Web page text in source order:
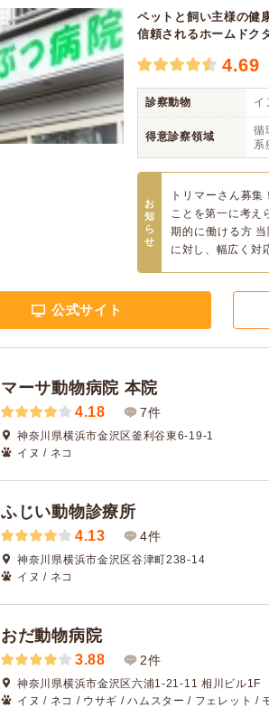
ペットと飼い主様の健
信頼されるホームドク
4.69
診察動物 イ
得意診察領域
循
系
お
知
ら
せ
トリマーさん募
ことを第一に考え
期的に働ける方
に対し、幅広く対
公式サイト
マーサ動物病院 本院
4.18 7件
神奈川県横浜市金沢区釜利谷東6-19-1
イヌ / ネコ
ふじい動物診療所
4.13 4件
神奈川県横浜市金沢区谷津町238-14
イヌ / ネコ
おだ動物病院
3.88 2件
神奈川県横浜市金沢区六浦1-21-11 相川ビル1F
イヌ / ネコ / ウサギ / ハムスター / フェレット /